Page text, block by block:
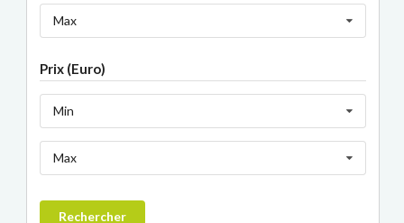
Max
Prix (Euro)
Min
Max
Rechercher